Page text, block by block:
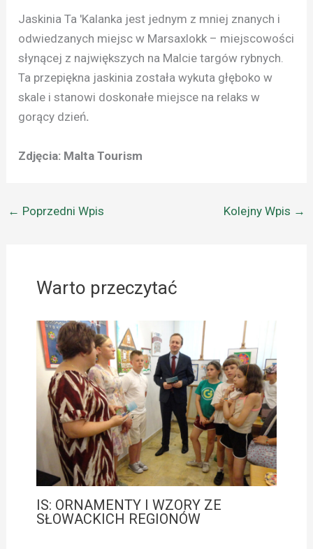
Jaskinia Ta 'Kalanka jest jednym z mniej znanych i
odwiedzanych miejsc w Marsaxlokk – miejscowości
słynącej z największych na Malcie targów rybnych.
Ta przepiękna jaskinia została wykuta głęboko w
skale i stanowi doskonałe miejsce na relaks w
gorący dzień.
Zdjęcia: Malta Tourism
← Poprzedni Wpis Kolejny Wpis →
Warto przeczytać
IS: ORNAMENTY I WZORY ZE
SŁOWACKICH REGIONÓW